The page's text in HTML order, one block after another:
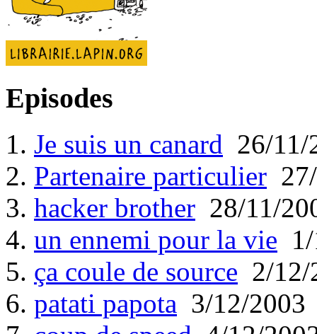
Episodes
1. Je suis un canard 26/11/
2. Partenaire particulier
3. hacker brother 28/11/
4. un ennemi pour la vie
5. ça coule de source 2/12/
6. patati papota 3/12/2003